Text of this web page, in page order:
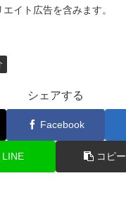
イト広告を含みます。
シェアする
Facebook
LINE コピー